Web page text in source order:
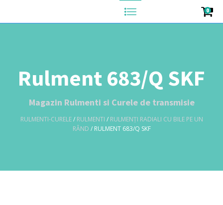
0
Rulment 683/Q SKF
Magazin Rulmenti si Curele de transmisie
RULMENTI-CURELE/ RULMENTI / RULMENȚI RADIALI CU BILE PE UN
RÂND / RULMENT 683/Q SKF